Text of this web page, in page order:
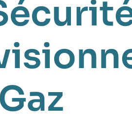
Gaz